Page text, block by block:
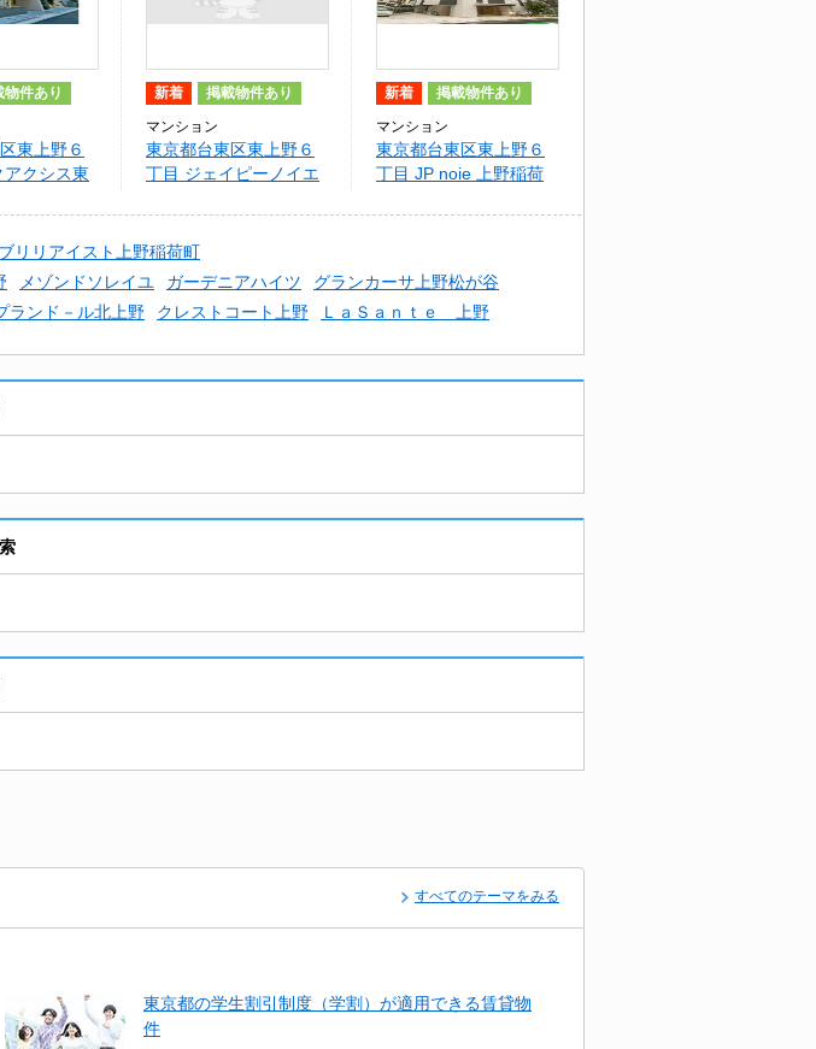
物件あり
東上野６
クシス東
新着 掲載物件あり
マンション
東京都台東区東上野６
丁目 ジェイピーノイエ
野稲荷町）
新着 掲載物件あり
マンション
東京都台東区東上野６
丁目 JP noie 上野稲荷
ブリリアイスト上野稲荷町
メゾンドソレイユ ガーデニアハイツ
グランカーサ上野松が谷
ランド－ル北上野 クレストコート上野 ＬａＳａｎｔｅ 上野
すべてのテーマをみる
東京都の学生割引制度（学割）が適用できる賃貸物
件